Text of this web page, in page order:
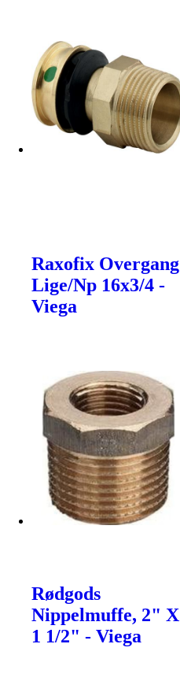
Raxofix Overgang
Lige/Np 16x3/4 -
Viega
Rødgods
Nippelmuffe, 2" X
1 1/2" - Viega